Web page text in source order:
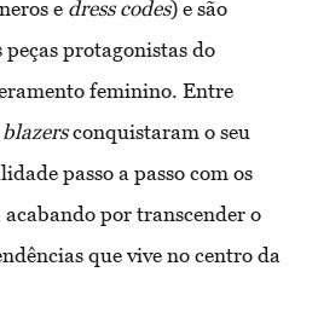
e dress codes) e são
protagonistas do
feminino. Entre
blazersconquistaram o seu
passo a passo com os
por transcender o
que vive no centro da